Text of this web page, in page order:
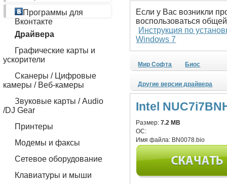
Программы для
Вконтакте
Драйвера
Графические карты и
ускорители
Сканеры / Цифровые
камеры / Веб-камеры
Звуковые карты / Audio
/DJ Gear
Принтеры
Модемы и факсы
Сетевое оборудование
Клавиатуры и мыши
Если у Вас возникли
воспользоваться
Инструкция по
Windows 7
Мир Софта Биос
Другие версии драйвера
Intel
Размер:7.2 MB
ОС:
Имя файла: BN0078.bio